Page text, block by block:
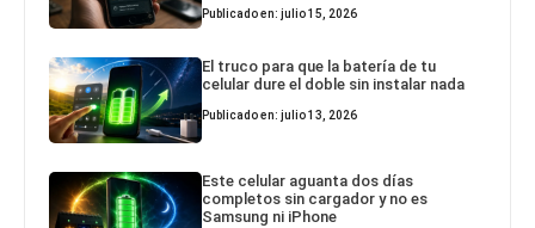
Publicado en: julio 15, 2026
El truco para que la batería de tu
celular dure el doble sin instalar nada
Publicado en: julio 13, 2026
Este celular aguanta dos días
completos sin cargador y no es
Samsung ni iPhone